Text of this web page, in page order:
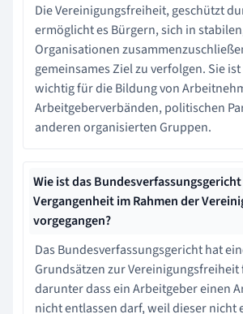
Die Vereinigungsfreiheit, geschützt
ermöglicht es Bürgern, sich in
Organisationen
gemeinsames Ziel zu verfolgen. Sie
wichtig für die Bildung von
Arbeitgeberverbänden, politischen
anderen organisierten Gruppen.
Wie ist das
Vergangenheit im Rahmen der
vorgegangen?
Das Bundesverfassungsgericht hat
Grundsätzen zur
darunter dass ein Arbeitgeber einen
nicht entlassen darf, weil dieser nicht